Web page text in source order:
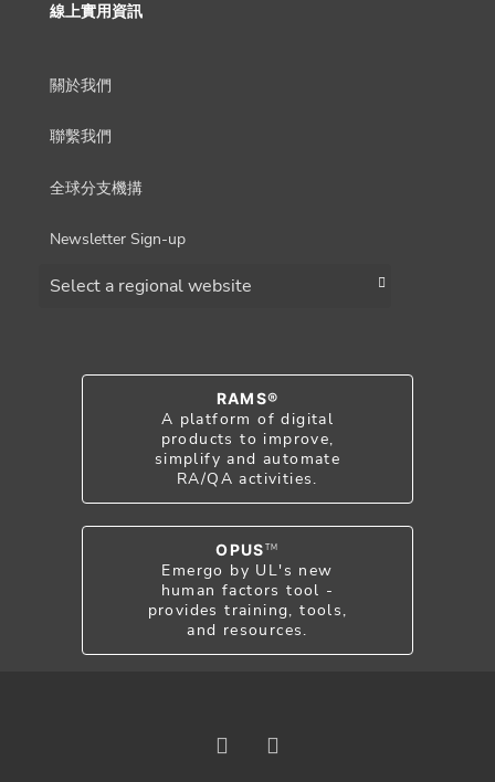
線上實用資訊
關於我們
聯繫我們
全球分支機搆
Newsletter Sign-up
RAMS®
A platform of digital
products to improve,
simplify and automate
RA/QA activities.
OPUS TM
Emergo by UL's new
human factors tool -
provides training, tools,
and resources.